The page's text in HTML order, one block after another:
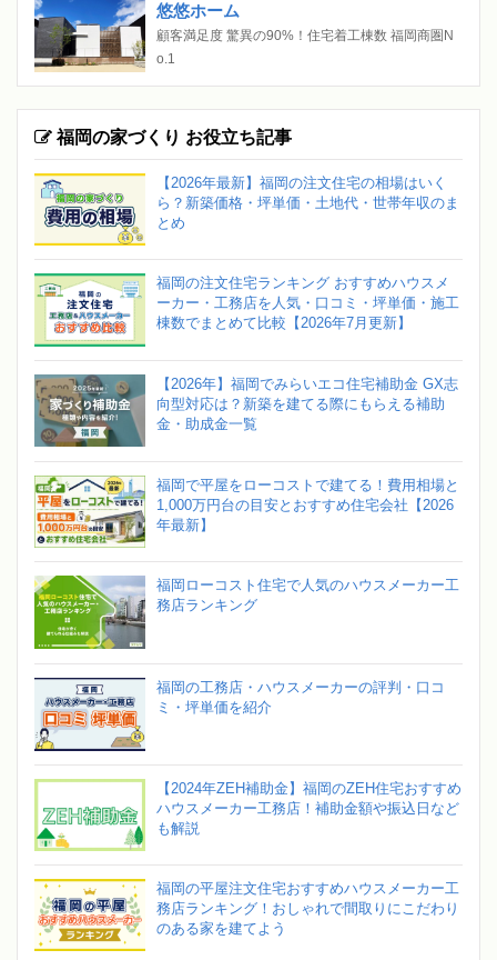
悠悠ホーム
顧客満足度 驚異の90%！住宅着工棟数 福岡商圏N
o.1
福岡の家づくり お役立ち記事
【2026年最新】福岡の注文住宅の相場はいく
ら？新築価格・坪単価・土地代・世帯年収のま
とめ
福岡の注文住宅ランキング おすすめハウスメ
ーカー・工務店を人気・口コミ・坪単価・施工
棟数でまとめて比較【2026年7月更新】
【2026年】福岡でみらいエコ住宅補助金 GX志
向型対応は？新築を建てる際にもらえる補助
金・助成金一覧
福岡で平屋をローコストで建てる！費用相場と
1,000万円台の目安とおすすめ住宅会社【2026
年最新】
福岡ローコスト住宅で人気のハウスメーカー工
務店ランキング
福岡の工務店・ハウスメーカーの評判・口コ
ミ・坪単価を紹介
【2024年ZEH補助金】福岡のZEH住宅おすすめ
ハウスメーカー工務店！補助金額や振込日など
も解説
福岡の平屋注文住宅おすすめハウスメーカー工
務店ランキング！おしゃれで間取りにこだわり
のある家を建てよう